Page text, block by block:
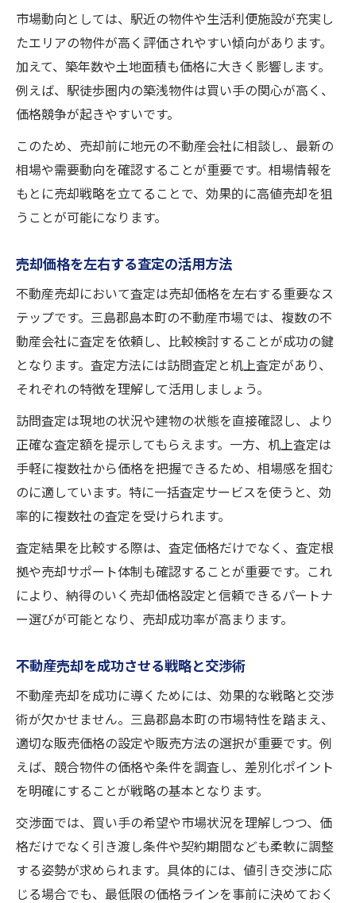
市場動向としては、駅近の物件や生活利便施設が充実し
たエリアの物件が高く評価されやすい傾向があります。
加えて、築年数や土地面積も価格に大きく影響します。
例えば、駅徒歩圏内の築浅物件は買い手の関心が高く、
価格競争が起きやすいです。
このため、売却前に地元の不動産会社に相談し、最新の
相場や需要動向を確認することが重要です。相場情報を
もとに売却戦略を立てることで、効果的に高値売却を狙
うことが可能になります。
売却価格を左右する査定の活用方法
不動産売却において査定は売却価格を左右する重要なス
テップです。三島郡島本町の不動産市場では、複数の不
動産会社に査定を依頼し、比較検討することが成功の鍵
となります。査定方法には訪問査定と机上査定があり、
それぞれの特徴を理解して活用しましょう。
訪問査定は現地の状況や建物の状態を直接確認し、より
正確な査定額を提示してもらえます。一方、机上査定は
手軽に複数社から価格を把握できるため、相場感を掴む
のに適しています。特に一括査定サービスを使うと、効
率的に複数社の査定を受けられます。
査定結果を比較する際は、査定価格だけでなく、査定根
拠や売却サポート体制も確認することが重要です。これ
により、納得のいく売却価格設定と信頼できるパートナ
ー選びが可能となり、売却成功率が高まります。
不動産売却を成功させる戦略と交渉術
不動産売却を成功に導くためには、効果的な戦略と交渉
術が欠かせません。三島郡島本町の市場特性を踏まえ、
適切な販売価格の設定や販売方法の選択が重要です。例
えば、競合物件の価格や条件を調査し、差別化ポイント
を明確にすることが戦略の基本となります。
交渉面では、買い手の希望や市場状況を理解しつつ、価
格だけでなく引き渡し条件や契約期間なども柔軟に調整
する姿勢が求められます。具体的には、値引き交渉に応
じる場合でも、最低限の価格ラインを事前に決めておく